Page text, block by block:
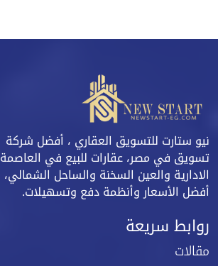
نيو ستارت للتسويق العقاري ، أفضل شركة
تسويق في مصر، عقارات للبيع في العاصمة
الادارية والعين السخنة والساحل الشمالي،
أفضل الأسعار وأنظمة دفع وتسهيلات.
روابط سريعة
مقالات